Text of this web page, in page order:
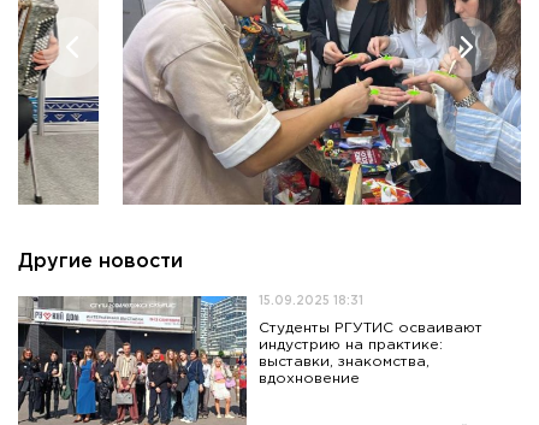
Другие новости
15.09.2025 18:31
Студенты РГУТИС осваивают
индустрию на практике:
выставки, знакомства,
вдохновение